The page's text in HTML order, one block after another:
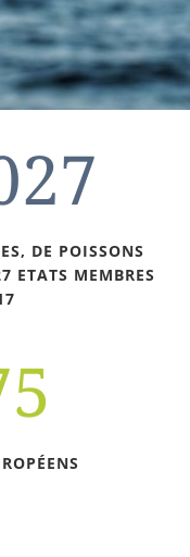
DE POISSONS
ETATS MEMBRES